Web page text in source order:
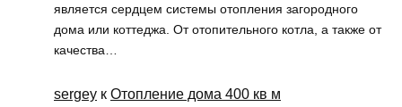
является сердцем системы отопления загородного
дома или коттеджа. От отопительного котла, а также от
качества…
sergey к Отопление дома 400 кв м